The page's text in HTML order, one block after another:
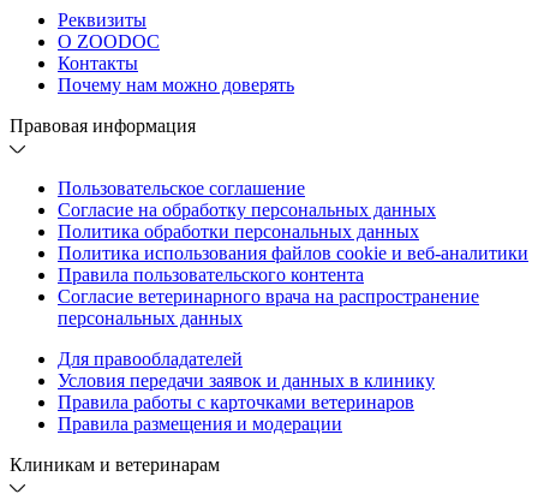
Реквизиты
О ZOODOC
Контакты
Почему нам можно доверять
Правовая информация
Пользовательское соглашение
Согласие на обработку персональных данных
Политика обработки персональных данных
Политика использования файлов cookie и веб-аналитики
Правила пользовательского контента
Согласие ветеринарного врача на распространение
персональных данных
Для правообладателей
Условия передачи заявок и данных в клинику
Правила работы с карточками ветеринаров
Правила размещения и модерации
Клиникам и ветеринарам